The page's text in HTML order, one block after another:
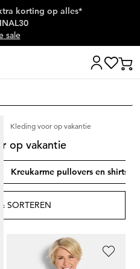
korting op alles*
sale
Kleding voor op vakantie
op vakantie
Kreukarme pullovers en shirts
& SORTEREN